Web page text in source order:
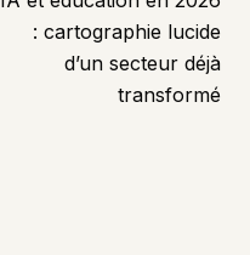
: cartographie lucide
d’un secteur déjà
transformé